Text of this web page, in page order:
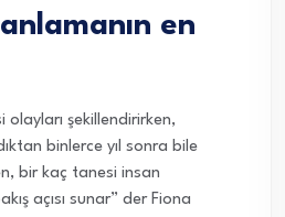
en
olayları şekillendirirken,
binlerce yıl sonra bile
bir kaç tanesi insan
açısı sunar” der Fiona